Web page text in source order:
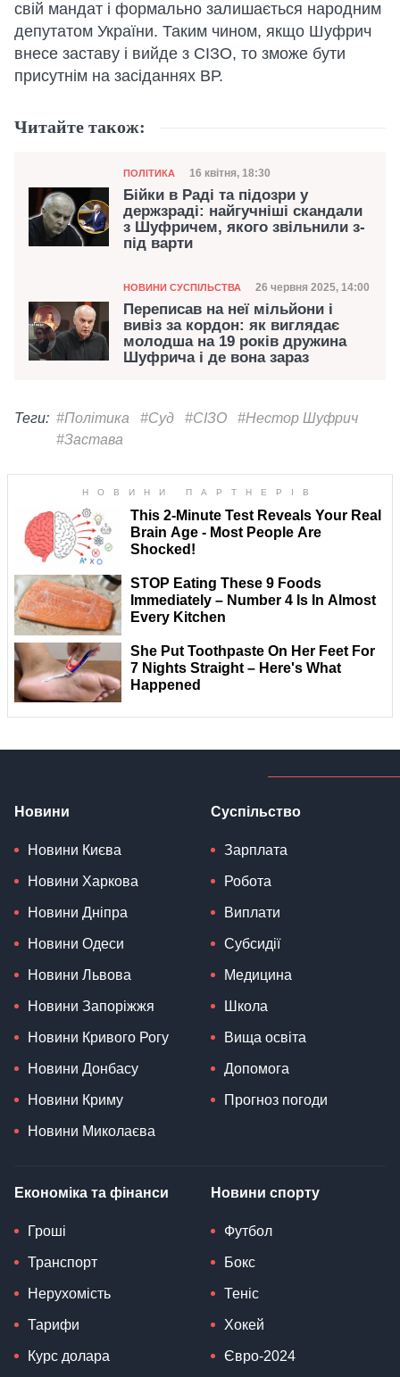
свій мандат і формально залишається народним
депутатом України. Таким чином, якщо Шуфрич
внесе заставу і вийде з СІЗО, то зможе бути
присутнім на засіданнях ВР.
Читайте також:
Категорія
ПОЛІТИКА Дата публікації
16 квітня, 18:30
Бійки в Раді та підозри у
держзраді: найгучніші скандали
з Шуфричем, якого звільнили з-
під варти
Категорія
НОВИНИ СУСПІЛЬСТВА Дата публікації
26 червня 2025, 14:00
Переписав на неї мільйони і
вивіз за кордон: як виглядає
молодша на 19 років дружина
Шуфрича і де вона зараз
Теги: #Політика #Суд #СІЗО
#Нестор Шуфрич
#Застава
Новини
Новини Києва
Новини Харкова
Новини Дніпра
Новини Одеси
Новини Львова
Новини Запоріжжя
Новини Кривого Рогу
Новини Донбасу
Новини Криму
Новини Миколаєва
Суспільство
Зарплата
Робота
Виплати
Субсидії
Медицина
Школа
Вища освіта
Допомога
Прогноз погоди
Економіка та фінанси
Гроші
Транспорт
Нерухомість
Тарифи
Курс долара
Новини спорту
Футбол
Бокс
Теніс
Хокей
Євро-2024